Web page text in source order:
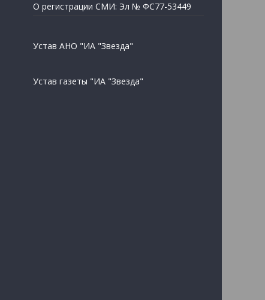
О регистрации СМИ: Эл № ФС77-53449
Устав АНО "ИА "Звезда"
Устав газеты "ИА "Звезда"